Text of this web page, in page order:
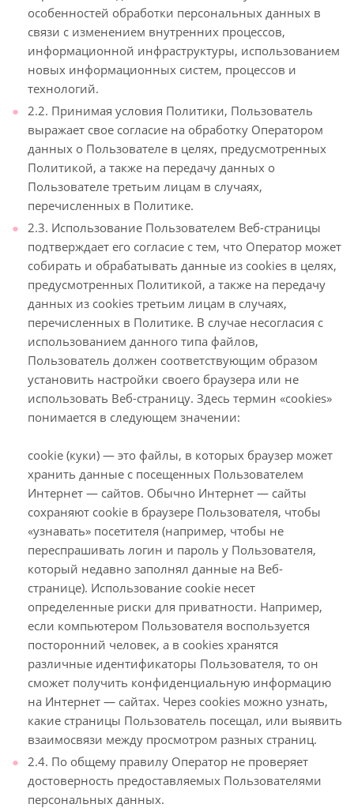
особенностей обработки персональных данных в
связи с изменением внутренних процессов,
информационной инфраструктуры, использованием
новых информационных систем, процессов и
технологий.
2.2. Принимая условия Политики, Пользователь
выражает свое согласие на обработку Оператором
данных о Пользователе в целях, предусмотренных
Политикой, а также на передачу данных о
Пользователе третьим лицам в случаях,
перечисленных в Политике.
2.3. Использование Пользователем Веб-страницы
подтверждает его согласие с тем, что Оператор может
собирать и обрабатывать данные из cookies в целях,
предусмотренных Политикой, а также на передачу
данных из cookies третьим лицам в случаях,
перечисленных в Политике. В случае несогласия с
использованием данного типа файлов,
Пользователь должен соответствующим образом
установить настройки своего браузера или не
использовать Веб-страницу. Здесь термин «cookies»
понимается в следующем значении:
cookie (куки) — это файлы, в которых браузер может
хранить данные с посещенных Пользователем
Интернет — сайтов. Обычно Интернет — сайты
сохраняют cookie в браузере Пользователя, чтобы
«узнавать» посетителя (например, чтобы не
переспрашивать логин и пароль у Пользователя,
который недавно заполнял данные на Веб-
странице). Использование cookie несет
определенные риски для приватности. Например,
если компьютером Пользователя воспользуется
посторонний человек, а в cookies хранятся
различные идентификаторы Пользователя, то он
сможет получить конфиденциальную информацию
на Интернет — сайтах. Через cookies можно узнать,
какие страницы Пользователь посещал, или выявить
взаимосвязи между просмотром разных страниц.
2.4. По общему правилу Оператор не проверяет
достоверность предоставляемых Пользователями
персональных данных.